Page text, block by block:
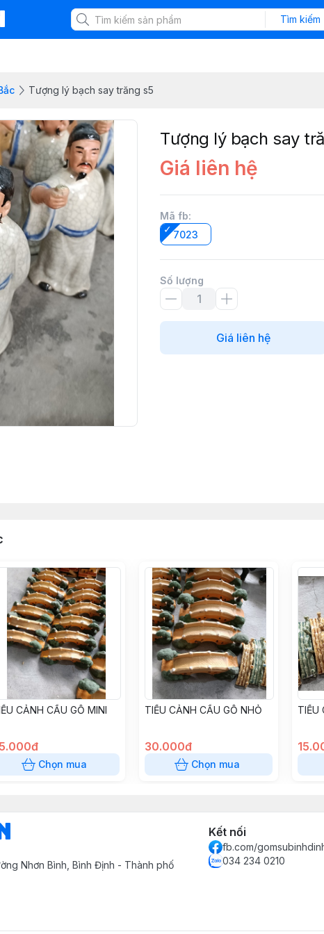
Tìm kiếm
Tượng lý bạch say trăng s5
Tượng lý bạch say
Giá liên hệ
Mã fb:
7023
Số lượng
Giá liên hệ
CẢNH CẦU GỖ MINI
Chọn mua
TIỂU CẢNH CẦU GỖ NHỎ
30.000đ
Chọn mua
TIỂU
Nhơn Bình, Bình Định - Thành phố
Kết nối
fb.com/
034 234 0210